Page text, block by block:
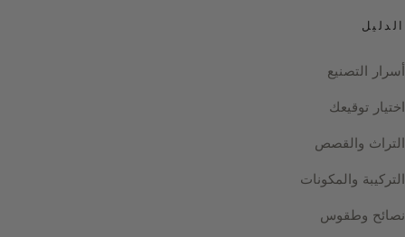
الدليل
أسرار التصنيع
اختيار توقيعك
التراث والقصص
التركيبة والمكونات
نصائح وطقوس